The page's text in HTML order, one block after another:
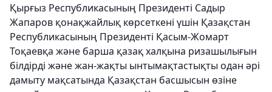
Қырғыз Республикасының Президенті Садыр
Жапаров қонақжайлық көрсеткені үшін Қазақстан
Республикасының Президенті Қасым-Жомарт
Тоқаевқа және барша қазақ халқына ризашылығын
білдірді және жан-жақты ынтымақтастықты одан әрі
дамыту мақсатында Қазақстан басшысын өзіне